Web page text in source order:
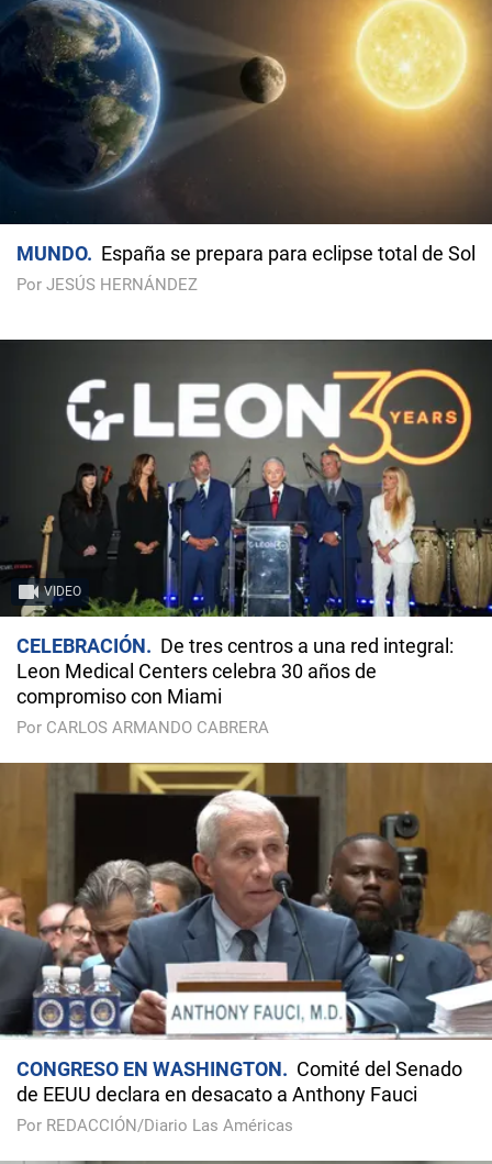
MUNDO España se prepara para eclipse total de Sol
Por JESÚS HERNÁNDEZ
VIDEO
CELEBRACIÓN
De tres centros a una red integral:
Leon Medical Centers celebra 30 años de
compromiso con Miami
Por CARLOS ARMANDO CABRERA
CONGRESO EN WASHINGTON
Comité del Senado
de EEUU declara en desacato a Anthony Fauci
Por REDACCIÓN/Diario Las Américas